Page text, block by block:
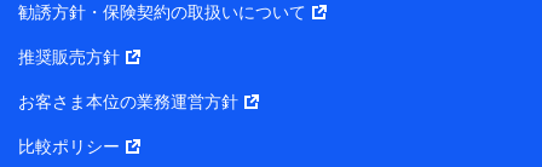
に限って共同利用します。
との間で、以下のとおり個人データを共同利用しま
【共同して利用される利用データの項目】
勧誘方針・保険契約の取扱いについて
推奨販売方針
お客さま本位の業務運営方針
比較ポリシー